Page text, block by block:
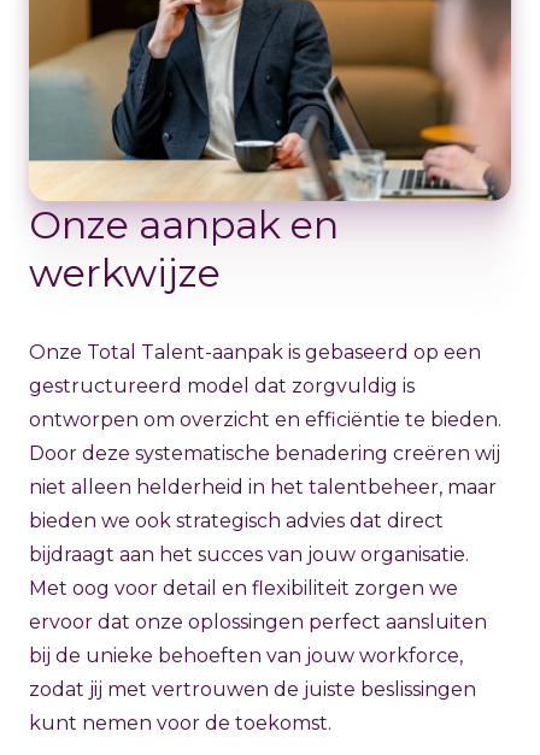
Onze aanpak en
werkwijze
Onze Total Talent-aanpak is gebaseerd op een
gestructureerd model dat zorgvuldig is
ontworpen om overzicht en efficiëntie te bieden.
Door deze systematische benadering creëren wij
niet alleen helderheid in het talentbeheer, maar
bieden we ook strategisch advies dat direct
bijdraagt aan het succes van jouw organisatie.
Met oog voor detail en flexibiliteit zorgen we
ervoor dat onze oplossingen perfect aansluiten
bij de unieke behoeften van jouw workforce,
zodat jij met vertrouwen de juiste beslissingen
kunt nemen voor de toekomst.